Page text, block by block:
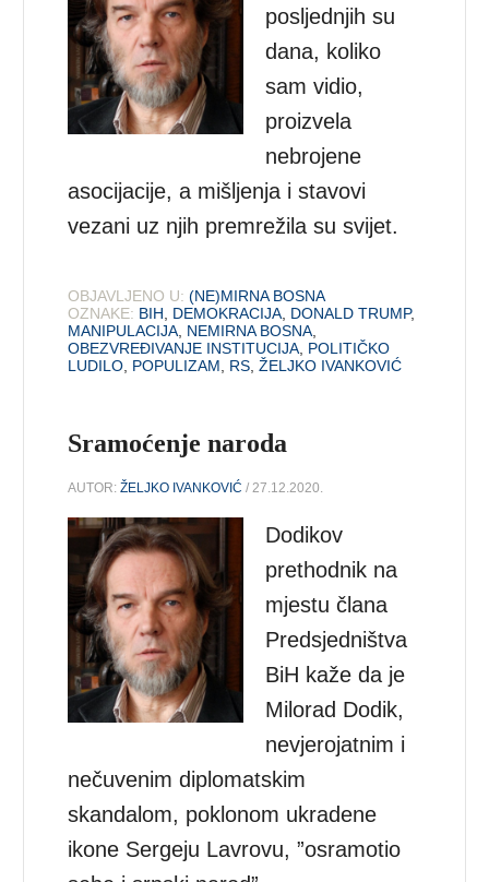
posljednjih su
dana, koliko
sam vidio,
proizvela
nebrojene
asocijacije, a mišljenja i stavovi
vezani uz njih premrežila su svijet.
OBJAVLJENO U: (NE)MIRNA BOSNA
OZNAKE: BIH DEMOKRACIJA DONALD TRUMP,
MANIPULACIJA NEMIRNA BOSNA
OBEZVREĐIVANJE INSTITUCIJA POLITIČKO
LUDILO POPULIZAM RS ,ŽELJKO IVANKOVIĆ
Sramoćenje naroda
AUTOR:ŽELJKO IVANKOVIĆ / 27.12.2020.
Dodikov
prethodnik na
mjestu člana
Predsjedništva
BiH kaže da je
Milorad Dodik,
nevjerojatnim i
nečuvenim diplomatskim
skandalom, poklonom ukradene
ikone Sergeju Lavrovu, ”osramotio